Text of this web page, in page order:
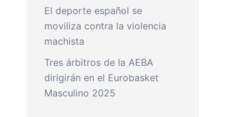
El deporte español se
moviliza contra la violencia
machista
Tres árbitros de la AEBA
dirigirán en el Eurobasket
Masculino 2025